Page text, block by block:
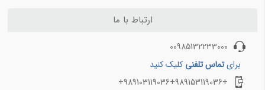
شرکت هواپیمایی ماهان
قوانین هواپیمایی
آفرین , فدک , مسافری و باری جوپار ، نور الرضا ریل ترابر سبا ، پنج
سیستم فروش پروازهای سیستمی و چارتری را راه اندازی نمود. لطفا
در صورت بروز هرگونه مشکل با شماره تلفن های اعلام شده در انتهای
تماس حاصل نمایید. مدیریت 989103119036+
ارتباط با ما
00985132233000
برایتماس تلفنی کلیک کنید
+989103119036+989153119036+